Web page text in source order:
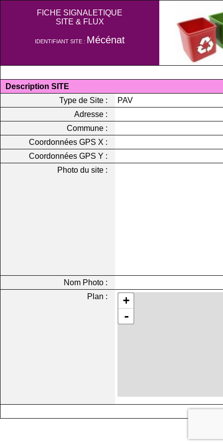
FICHE SIGNALETIQUE
SITE & FLUX
IDENTIFIANT SITE : Mécénat
Description SITE
Type de Site :
PAV
Adresse :
Commune :
Coordonnées GPS X :
Coordonnées GPS Y :
Photo du site :
Nom Photo :
Plan :
+
-